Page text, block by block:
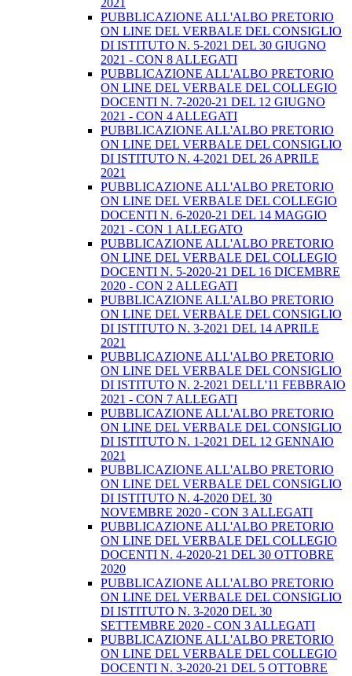
2021
PUBBLICAZIONE ALL'ALBO PRETORIO
ON LINE DEL VERBALE DEL CONSIGLIO
DI ISTITUTO N. 5-2021 DEL 30 GIUGNO
2021 - CON 8 ALLEGATI
PUBBLICAZIONE ALL'ALBO PRETORIO
ON LINE DEL VERBALE DEL COLLEGIO
DOCENTI N. 7-2020-21 DEL 12 GIUGNO
2021 - CON 4 ALLEGATI
PUBBLICAZIONE ALL'ALBO PRETORIO
ON LINE DEL VERBALE DEL CONSIGLIO
DI ISTITUTO N. 4-2021 DEL 26 APRILE
2021
PUBBLICAZIONE ALL'ALBO PRETORIO
ON LINE DEL VERBALE DEL COLLEGIO
DOCENTI N. 6-2020-21 DEL 14 MAGGIO
2021 - CON 1 ALLEGATO
PUBBLICAZIONE ALL'ALBO PRETORIO
ON LINE DEL VERBALE DEL COLLEGIO
DOCENTI N. 5-2020-21 DEL 16 DICEMBRE
2020 - CON 2 ALLEGATI
PUBBLICAZIONE ALL'ALBO PRETORIO
ON LINE DEL VERBALE DEL CONSIGLIO
DI ISTITUTO N. 3-2021 DEL 14 APRILE
2021
PUBBLICAZIONE ALL'ALBO PRETORIO
ON LINE DEL VERBALE DEL CONSIGLIO
DI ISTITUTO N. 2-2021 DELL'11 FEBBRAIO
2021 - CON 7 ALLEGATI
PUBBLICAZIONE ALL'ALBO PRETORIO
ON LINE DEL VERBALE DEL CONSIGLIO
DI ISTITUTO N. 1-2021 DEL 12 GENNAIO
2021
PUBBLICAZIONE ALL'ALBO PRETORIO
ON LINE DEL VERBALE DEL CONSIGLIO
DI ISTITUTO N. 4-2020 DEL 30
NOVEMBRE 2020 - CON 3 ALLEGATI
PUBBLICAZIONE ALL'ALBO PRETORIO
ON LINE DEL VERBALE DEL COLLEGIO
DOCENTI N. 4-2020-21 DEL 30 OTTOBRE
2020
PUBBLICAZIONE ALL'ALBO PRETORIO
ON LINE DEL VERBALE DEL CONSIGLIO
DI ISTITUTO N. 3-2020 DEL 30
SETTEMBRE 2020 - CON 3 ALLEGATI
PUBBLICAZIONE ALL'ALBO PRETORIO
ON LINE DEL VERBALE DEL COLLEGIO
DOCENTI N. 3-2020-21 DEL 5 OTTOBRE